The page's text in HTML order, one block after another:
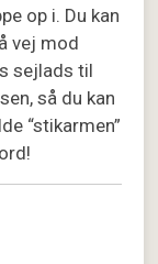
op i. Du kan
vej mod
sejlads til
så du kan
“stikarmen”